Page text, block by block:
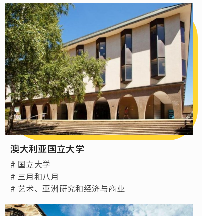
澳大利亚国立大学
# 国立大学
# 三月和八月
# 艺术、亚洲研究和经济与商业